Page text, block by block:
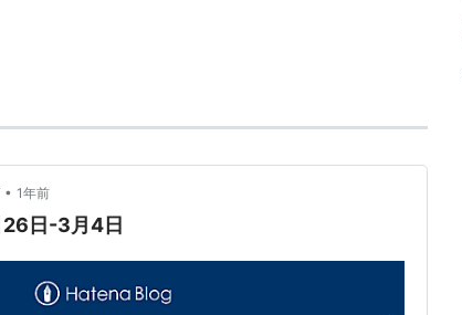
• 1年前
日-3月4日